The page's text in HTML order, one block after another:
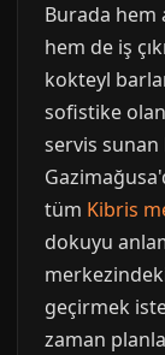
Burada hem
hem de iş
kokteyl
sofistike
servis
tüm Kibris
dokuyu
geçirmek
zaman